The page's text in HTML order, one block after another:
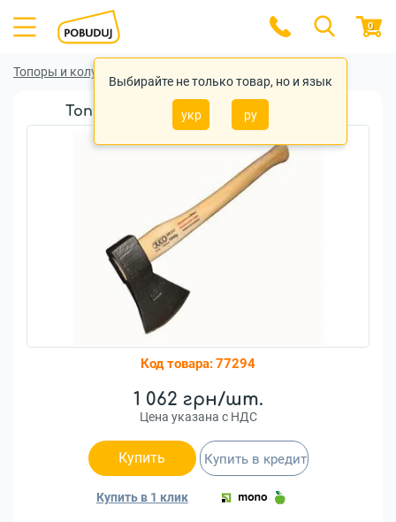
Выбирайте не только товар, но и язык
укр ру
0
Топоры и колуны
Топор Juco Традиция 1,25кг (Т1057)
Код товара:77294
1 062 грн/шт.
Цена указана с НДС
Купить
Купить в 1 клик
Купить в кредит